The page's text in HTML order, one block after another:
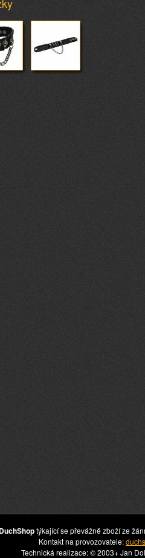
týkající se převážně zboží ze
Kontakt na provozovatele:
Technická realizace: © 2003+ Jan